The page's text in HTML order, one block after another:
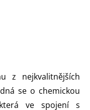
z nejkvalitnějších
se o chemickou
ve spojení s